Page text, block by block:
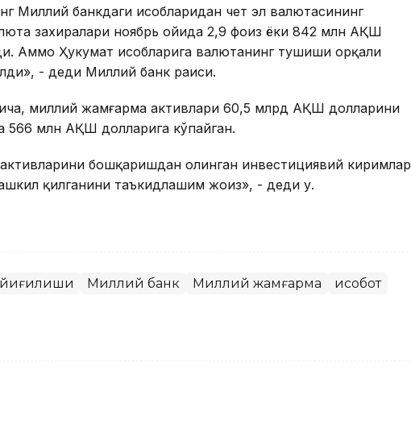
Миллий банкдаги ҳисобларидан чет эл валютасининг
захиралари ноябрь ойида 2,9 фоиз ёки 842 млн АҚШ
Аммо Ҳукумат ҳисобларига валютанинг тушиши орқали
- деди Миллий банк раиси.
миллий жамғарма активлари 60,5 млрд АҚШ долларини
566 млн АҚШ долларига кўпайган.
бошқаришдан олинган инвестициявий киримлар
қилганини таъкидлашим жоиз», - деди у.
йиғилиши Миллий банк Миллий жамғарма Ҳисобот